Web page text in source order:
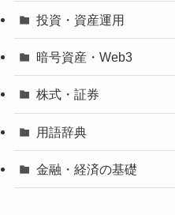
投資・資産運用
暗号資産・Web3
株式・証券
用語辞典
金融・経済の基礎